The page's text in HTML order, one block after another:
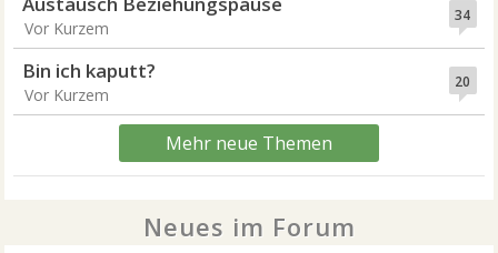
34
Vor Kurzem
20
Bin ich kaputt?
Vor Kurzem
Mehr neue Themen
Neues im Forum